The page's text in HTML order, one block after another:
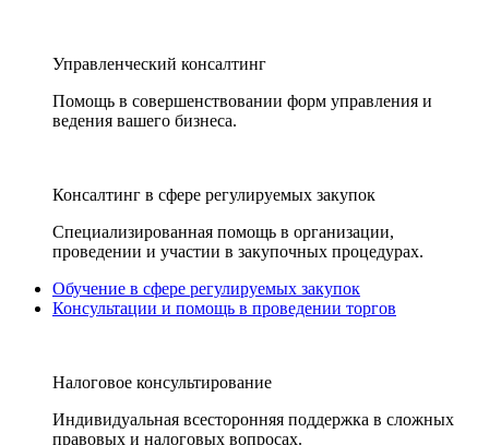
Управленческий консалтинг
Помощь в совершенствовании форм управления и
ведения вашего бизнеса.
Консалтинг в сфере регулируемых закупок
Специализированная помощь в организации,
проведении и участии в закупочных процедурах.
Обучение в сфере регулируемых закупок
Консультации и помощь в проведении торгов
Налоговое консультирование
Индивидуальная всесторонняя поддержка в сложных
правовых и налоговых вопросах.